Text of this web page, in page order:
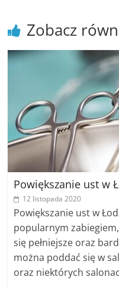
Zobacz
Powiększanie ust w
12 listopada 2020
Powiększanie ust w
popularnym
się pełniejsze oraz
można poddać się w
oraz niektórych